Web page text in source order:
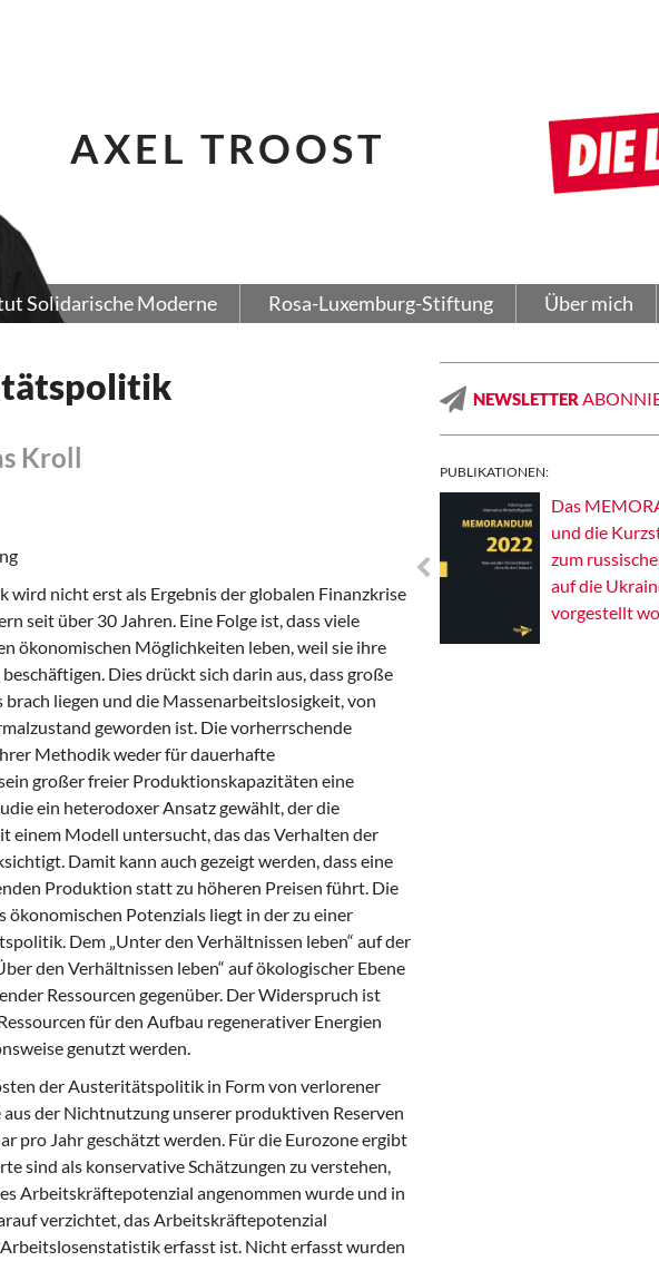
AXEL TROOST
Solidarische Moderne Rosa-Luxemburg-Stiftung Über mich
Kroll
nicht erst als Ergebnis der globalen Finanzkrise
seit über 30 Jahren. Eine Folge ist, dass viele
ökonomischen Möglichkeiten leben, weil sie ihre
Dies drückt sich darin aus, dass große
liegen und die Massenarbeitslosigkeit, von
geworden ist. Die vorherrschende
Methodik weder für dauerhafte
großer freier Produktionskapazitäten eine
ein heterodoxer Ansatz gewählt, der die
einem Modell untersucht, das das Verhalten der
Damit kann auch gezeigt werden, dass eine
Produktion statt zu höheren Preisen führt. Die
Potenzials liegt in der zu einer
Dem „Unter den Verhältnissen leben“ auf der
den Verhältnissen leben“ auf ökologischer Ebene
Ressourcen gegenüber. Der Widerspruch ist
für den Aufbau regenerativer Energien
genutzt werden.
der Austeritätspolitik in Form von verlorener
der Nichtnutzung unserer produktiven Reserven
pro Jahr geschätzt werden. Für die Eurozone ergibt
sind als konservative Schätzungen zu verstehen,
Arbeitskräftepotenzial angenommen wurde und in
verzichtet, das Arbeitskräftepotenzial
erfasst ist. Nicht erfasst wurden
NEWSLETTER
PUBLIKATIONEN:
Das
und die
zum
auf die
vorgestellt